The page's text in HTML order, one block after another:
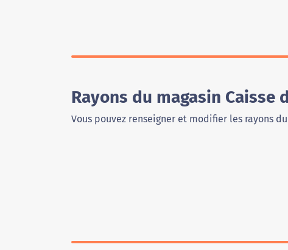
Rayons du magasin Caisse
Vous pouvez renseigner et modifier les rayons